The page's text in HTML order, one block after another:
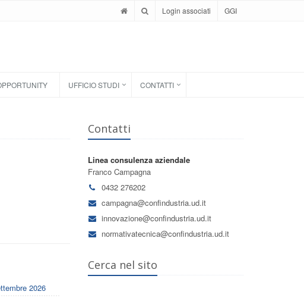
Login associati GGI
UFFICIO STUDI CONTATTI
2026
Contatti
Linea consulenza aziendale
Franco Campagna
0432 276202
campagna@confindustria.ud.it
innovazione@confindustria.ud.it
normativatecnica@confindustria.ud.it
Cerca nel sito